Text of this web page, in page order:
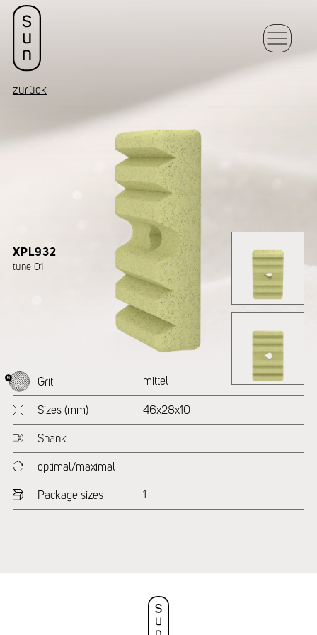
zurück
XPL932
tune 01
Grit mittel
Sizes (mm) 46x28x10
Shank
optimal/maximal
Package sizes 1